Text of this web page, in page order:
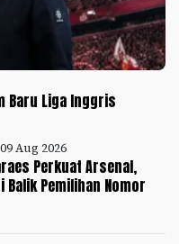
Baru Liga Inggris
Aug 2026
Perkuat Arsenal,
Balik Pemilihan Nomor